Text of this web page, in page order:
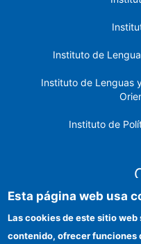
Instituto de
Instituto de Lenguas
Instituto de
Esta página web usa
Las cookies de este sitio
contenido, ofrecer funciones